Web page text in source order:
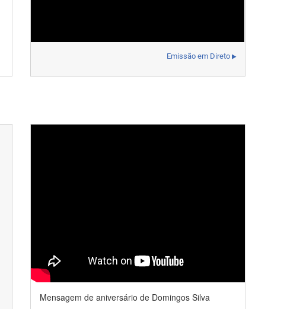
Emissão em Direto
Mensagem de aniversário de Domingos Silva